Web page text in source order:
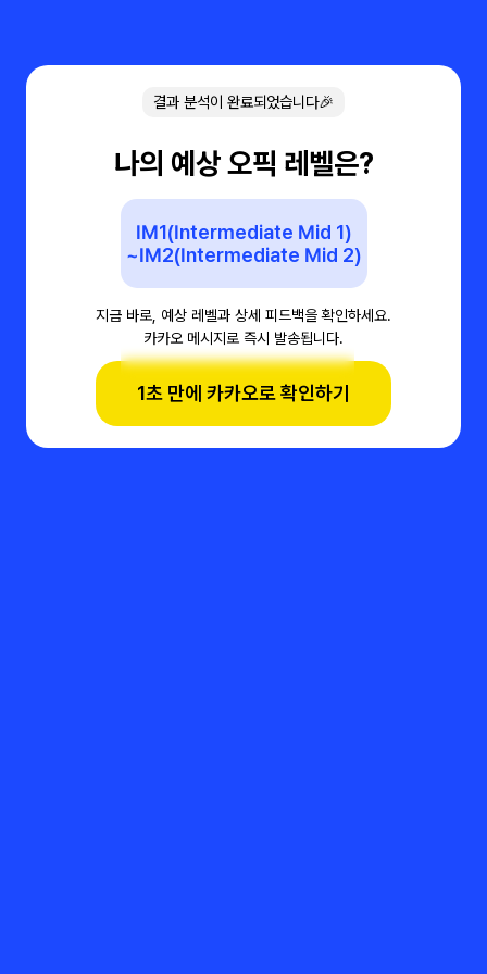
결과 분석이 완료되었습니다🎉
나의 예상 오픽 레벨은?
IM1(Intermediate Mid 1)
~IM2(Intermediate Mid 2)
지금 바로, 예상 레벨과 상세 피드백을 확인하세요.
카카오 메시지로 즉시 발송됩니다.
1초 만에 카카오로 확인하기